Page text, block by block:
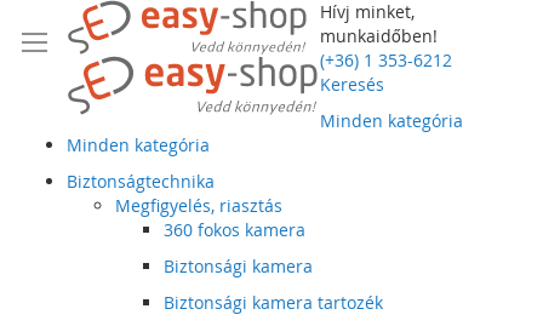
Hívj minket,
munkaidőben!
(+36) 1 353-6212
Keresés
Minden kategória
Minden kategória
Biztonságtechnika
Megfigyelés, riasztás
360 fokos kamera
Biztonsági kamera
Biztonsági kamera tartozék